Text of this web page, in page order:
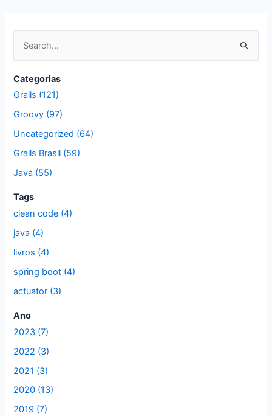
s
q
u
r
p
o
r
:
Categorias
Grails (121)
Groovy (97)
Uncategorized (64)
Grails Brasil (59)
Java (55)
Tags
clean code (4)
java (4)
livros (4)
spring boot (4)
actuator (3)
Ano
2023 (7)
2022 (3)
2021 (3)
2020 (13)
2019 (7)